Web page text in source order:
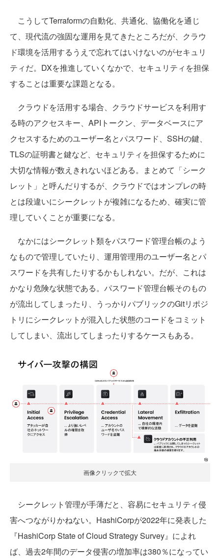
こうしてTerraformの自動化、共通化、協働化を通じ
て、現代流の強固な運用を見てきたところだが、クラウ
ド環境を活用するうえで忘れてはいけないのがセキュリ
ティだ。DXを推進していくなかで、セキュリティを担保
することは重要な課題となる。
クラウドを活用する場合、クラウドサービスを利用す
る時のアクセスキー、APIトークン、データベースにア
クセスするためのユーザー名とパスワード、SSHの鍵、
TLSの証明書と鍵など、セキュリティを担保するために
大切な情報が数えきれないほどある。まとめて「シーク
レット」と呼んだりするが、クラウドではオンプレの時
とは段違いにシークレットが複雑になるため、確実に管
理していくことが重要になる。
なかにはシークレット類をパスワード管理台帳のよう
なもので管理していたり、運用管理用のユーザー名とパ
スワードを共有したりするかもしれない。だが、これは
かなり危険な状態である。パスワード管理台帳そのもの
が流出してしまったり、うっかりパブリックのGitリポジ
トリにシークレットが混入した状態のコードをコミット
してしまい、流出してしまったりするケースもある。
画像クリックで拡大
シークレット管理が手薄だと、容易にセキュリティ侵
害へつながりかねない。HashiCorpが2022年に発表した
『HashiCorp State of Cloud Strategy Survey』によれ
ば、過去2年間のデータ侵害の増加率は380％になってい